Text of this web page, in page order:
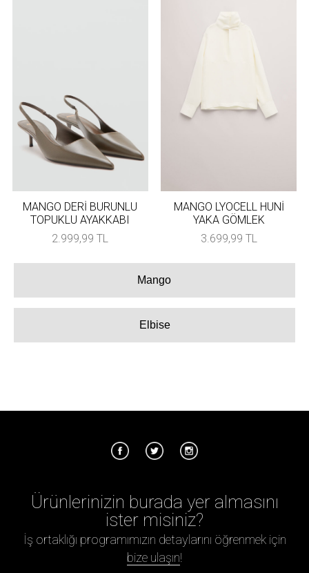
MANGO DERİ BURUNLU
TOPUKLU AYAKKABI
2.999,99 TL
MANGO LYOCELL HUNİ
YAKA GÖMLEK
3.699,99 TL
Mango
Elbise
Ürünlerinizin burada yer almasını
ister misiniz?
İş ortaklığı programımızın detaylarını öğrenmek için
bize ulaşın!